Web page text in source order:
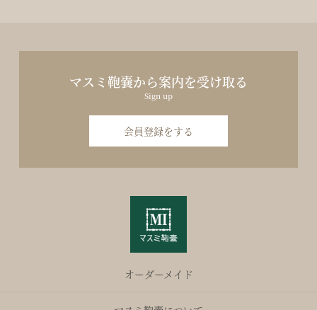
マスミ鞄嚢から案内を受け取る
Sign up
会員登録をする
オーダーメイド